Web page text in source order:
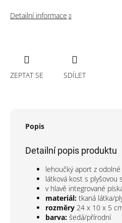
Detailní informace
ZEPTAT SE SDÍLET
Popis
Detailní popis produktu
lehoučký aport z
látková kost s plyšovou
v hlavě integrované
materiál: tkaná látka/
rozměry 24 x 10 x 5
barva: šedá/přírodní